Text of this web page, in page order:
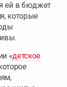
ей в бюджет
которые
«детское